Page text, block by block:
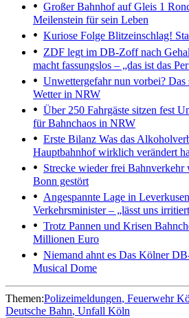
Großer Bahnhof auf Gleis 1
Meilenstein für sein Leben
Kuriose Folge Blitzeinschlag!
ZDF legt im DB-Zoff nach
macht fassungslos – „das ist das
Unwettergefahr nun vorbei? Das
Wetter in NRW
Über 250 Fahrgäste sitzen fest
für Bahnchaos in NRW
Erste Bilanz Was das
Hauptbahnhof wirklich verändert
Strecke wieder frei Bahnverkehr
Bonn gestört
Angespannte Lage in Leverkusen
Verkehrsminister – „lässt uns
Trotz Pannen und Krisen
Millionen Euro
Niemand ahnt es Das Kölner
Musical Dome
Themen:Polizeimeldungen Feuerwehr
Deutsche Bahn Unfall Köln